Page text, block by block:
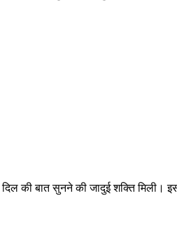
की बात सुनने की जादुई शक्ति मिली।